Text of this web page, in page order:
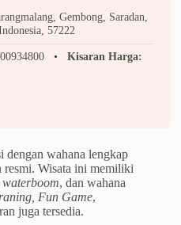
Gembong, Saradan,
57222
Kisaran Harga:
dengan wahana lengkap
resmi. Wisata ini memiliki
waterboom, dan wahana
Fun Game,
juga tersedia.